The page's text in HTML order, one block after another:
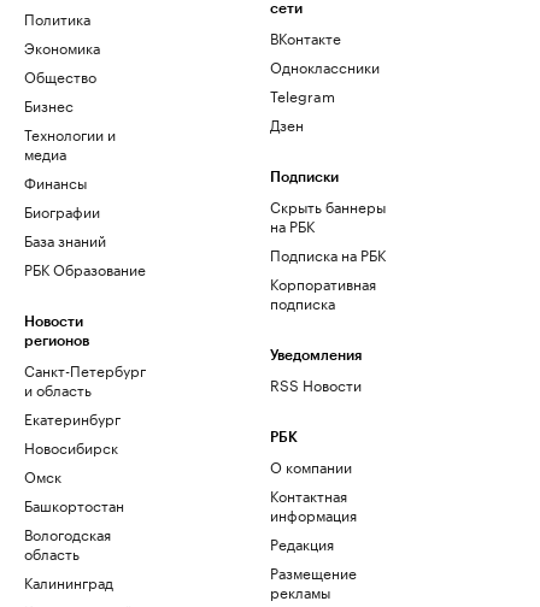
Политика
Экономика
Общество
Бизнес
Технологии и
медиа
Финансы
Биографии
База знаний
РБК Образование
Новости
регионов
Санкт-Петербург
и область
Екатеринбург
Новосибирск
Омск
Башкортостан
Вологодская
область
Калининград
сети
ВКонтакте
Одноклассники
Telegram
Дзен
Подписки
Скрыть баннеры
на РБК
Подписка на РБК
Корпоративная
подписка
Уведомления
RSS Новости
РБК
О компании
Контактная
информация
Редакция
Размещение
рекламы